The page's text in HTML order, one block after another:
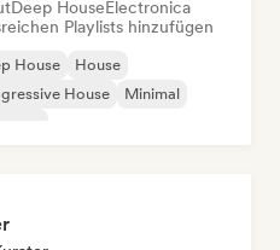
Deep HouseElectronica
Playlists hinzufügen
House
House
House
Minimal